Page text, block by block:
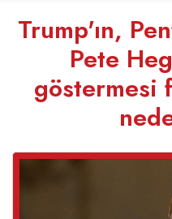
Trump'ın,
Pete
göstermesi